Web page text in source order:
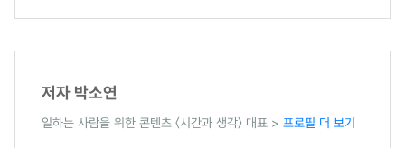
저자 박소연
일하는 사람을 위한 콘텐츠 〈시간과 생각〉 대표 > 프로필 더 보기